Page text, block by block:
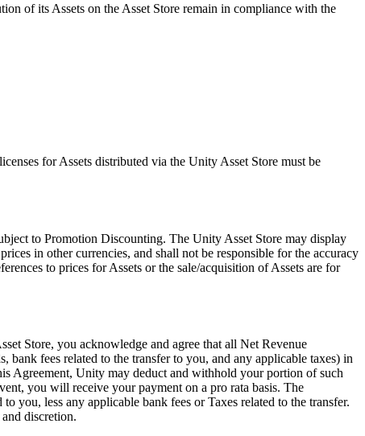
of its Assets on the Asset Store remain in compliance with the
for Assets distributed via the Unity Asset Store must be
to Promotion Discounting. The Unity Asset Store may display
in other currencies, and shall not be responsible for the accuracy
to prices for Assets or the sale/acquisition of Assets are for
Store, you acknowledge and agree that all Net Revenue
fees related to the transfer to you, and any applicable taxes) in
Agreement, Unity may deduct and withhold your portion of such
you will receive your payment on a pro rata basis. The
you, less any applicable bank fees or Taxes related to the transfer.
discretion.